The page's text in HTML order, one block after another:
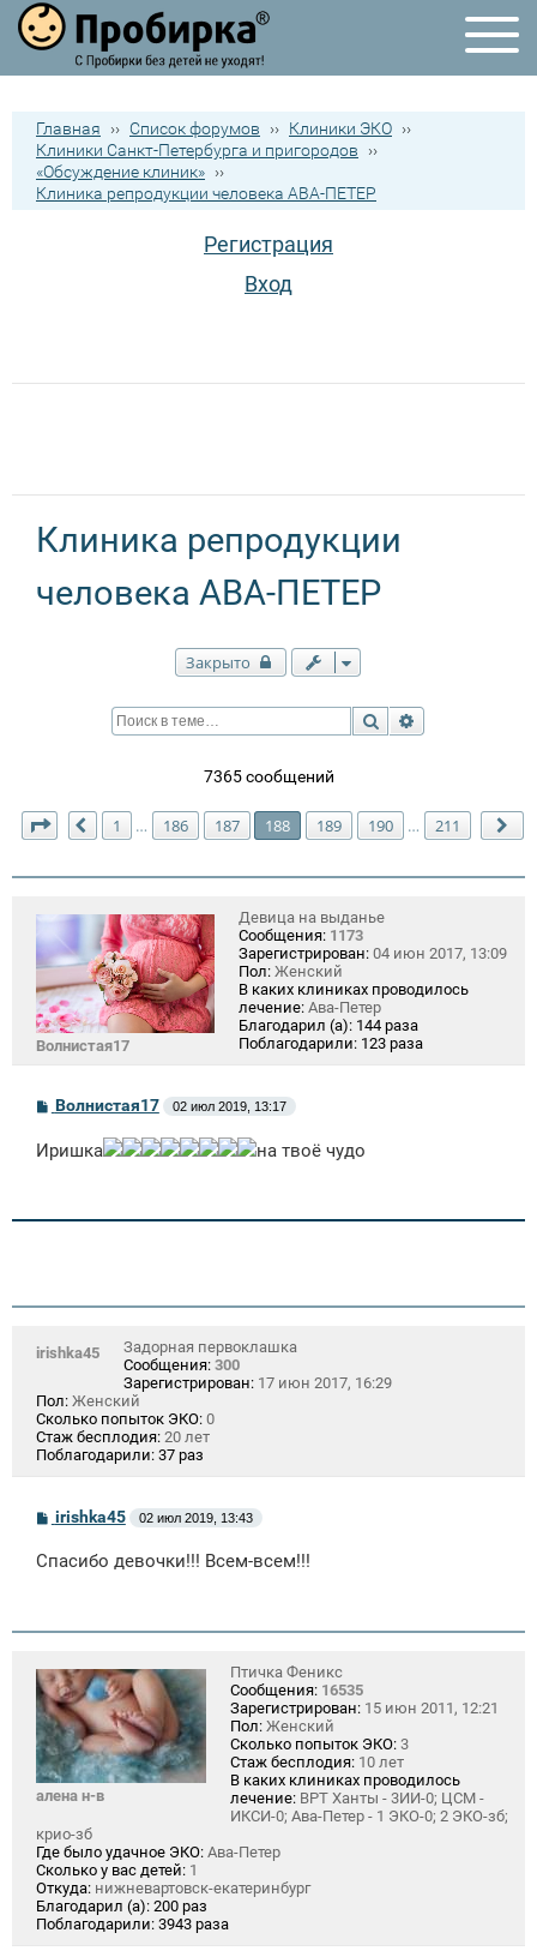
Главная ›› Список форумов ›› Клиники ЭКО ››
Клиники Санкт-Петербурга и пригородов
››
«Обсуждение клиник» ››
Клиника репродукции человека АВА-ПЕТЕР
Регистрация
Вход
Клиника репродукции
человека АВА-ПЕТЕР
Закрыто
Поиск
7365 сообщений
Страница 188 из211
Пред.
1 … 186 187 188 189 190 … 211
Волнистая17
Девица на выданье
Сообщения: 1173
Зарегистрирован: 04 июн 2017, 13:09
Пол: Женский
В каких клиниках проводилось
лечение: Ава-Петер
Благодарил (а): 144 раза
Поблагодарили: 123 раза
С
б
и
Волнистая17 02 июл 2019, 13:17
Иришка на твоё чудо
irishka45
Задорная первоклашка
Сообщения: 300
Зарегистрирован: 17 июн 2017, 16:29
Пол: Женский
Сколько попыток ЭКО: 0
Стаж бесплодия: 20 лет
Поблагодарили: 37 раз
С
б
и
irishka45 02 июл 2019, 13:43
Спасибо девочки!!! Всем-всем!!!
алена н-в
Птичка Феникс
Сообщения: 16535
Зарегистрирован: 15 июн 2011, 12:21
Пол: Женский
Сколько попыток ЭКО: 3
Стаж бесплодия: 10 лет
В каких клиниках проводилось
лечение: ВРТ Ханты - 3ИИ-0; ЦСМ -
ИКСИ-0; Ава-Петер - 1 ЭКО-0; 2 ЭКО-зб;
крио-зб
Где было удачное ЭКО: Ава-Петер
Сколько у вас детей: 1
Откуда: нижневартовск-екатеринбург
Благодарил (а): 200 раз
Поблагодарили: 3943 раза